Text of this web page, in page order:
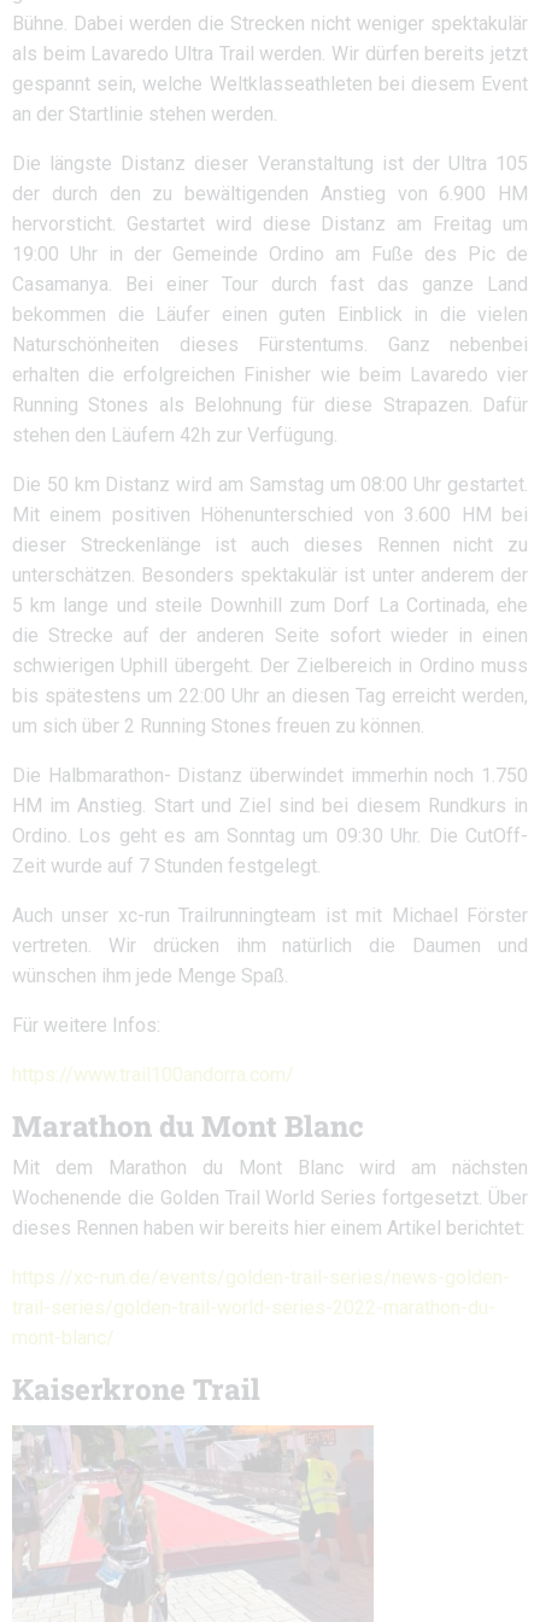
Bühne. Dabei werden die Strecken nicht weniger spektakulär
als beim Lavaredo Ultra Trail werden. Wir dürfen bereits jetzt
gespannt sein, welche Weltklasseathleten bei diesem Event
an der Startlinie stehen werden.
Die längste Distanz dieser Veranstaltung ist der Ultra 105
der durch den zu bewältigenden Anstieg von 6.900 HM
hervorsticht. Gestartet wird diese Distanz am Freitag um
19:00 Uhr in der Gemeinde Ordino am Fuße des Pic de
Casamanya. Bei einer Tour durch fast das ganze Land
bekommen die Läufer einen guten Einblick in die vielen
Naturschönheiten dieses Fürstentums. Ganz nebenbei
erhalten die erfolgreichen Finisher wie beim Lavaredo vier
Running Stones als Belohnung für diese Strapazen. Dafür
stehen den Läufern 42h zur Verfügung.
Die 50 km Distanz wird am Samstag um 08:00 Uhr gestartet.
Mit einem positiven Höhenunterschied von 3.600 HM bei
dieser Streckenlänge ist auch dieses Rennen nicht zu
unterschätzen. Besonders spektakulär ist unter anderem der
5 km lange und steile Downhill zum Dorf La Cortinada, ehe
die Strecke auf der anderen Seite sofort wieder in einen
schwierigen Uphill übergeht. Der Zielbereich in Ordino muss
bis spätestens um 22:00 Uhr an diesen Tag erreicht werden,
um sich über 2 Running Stones freuen zu können.
Die Halbmarathon- Distanz überwindet immerhin noch 1.750
HM im Anstieg. Start und Ziel sind bei diesem Rundkurs in
Ordino. Los geht es am Sonntag um 09:30 Uhr. Die CutOff-
Zeit wurde auf 7 Stunden festgelegt.
Auch unser xc-run Trailrunningteam ist mit Michael Förster
vertreten. Wir drücken ihm natürlich die Daumen und
wünschen ihm jede Menge Spaß.
Für weitere Infos:
https://www.trail100andorra.com/
Marathon du Mont Blanc
Mit dem Marathon du Mont Blanc wird am nächsten
Wochenende die Golden Trail World Series fortgesetzt. Über
dieses Rennen haben wir bereits hier einem Artikel berichtet:
https://xc-run.de/events/golden-trail-series/news-golden-
trail-series/golden-trail-world-series-2022-marathon-du-
mont-blanc/
Kaiserkrone Trail